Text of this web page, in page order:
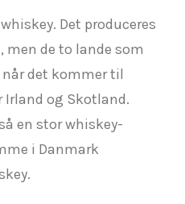
Det produceres
men de to lande som
det kommer til
og Skotland.
en stor whiskey-
i Danmark